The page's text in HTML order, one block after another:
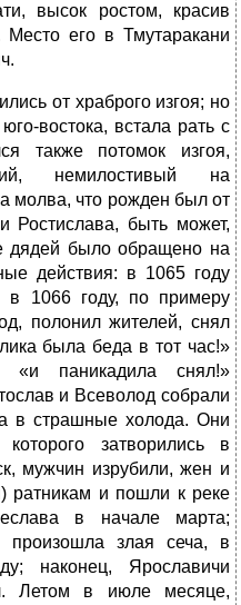
высок ростом, красив
его в Тмутаракани
от храброго изгоя; но
востока, встала рать с
также потомок изгоя,
немилостивый на
молва, что рожден был от
Ростислава, быть может,
дядей было обращено на
действия: в 1065 году
в 1066 году, по примеру
полонил жителей, снял
была беда в тот час!»
«и паникадила снял!»
и Всеволод собрали
в страшные холода. Они
затворились в
мужчин изрубили, жен и
ратникам и пошли к реке
в начале марта;
произошла злая сеча, в
наконец, Ярославичи
Летом в июле месяце,